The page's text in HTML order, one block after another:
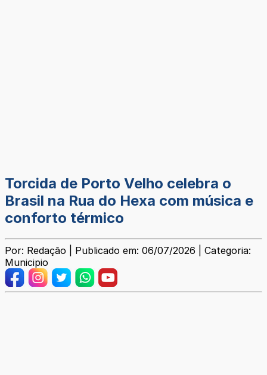
Torcida de Porto Velho celebra o
Brasil na Rua do Hexa com música e
conforto térmico
Por: Redação | Publicado em: 06/07/2026 | Categoria:
Municipio